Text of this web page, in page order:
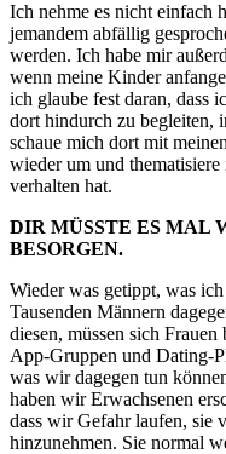
Ich nehme es nicht einfach
jemandem abfällig
werden. Ich habe mir
wenn meine Kinder
ich glaube fest daran, dass
dort hindurch zu begleiten,
schaue mich dort mit
wieder um und
verhalten hat.
DIR MÜSSTE ES MAL
BESORGEN.
Wieder was getippt, was
Tausenden Männern
diesen, müssen sich
App-Gruppen und Dating-
was wir dagegen tun
haben wir Erwachsenen
dass wir Gefahr laufen, sie
hinzunehmen. Sie normal